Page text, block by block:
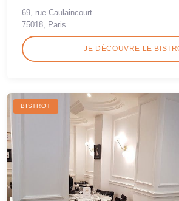
69, rue Caulaincourt
75018, Paris
JE DÉCOUVRE LE
BISTROT